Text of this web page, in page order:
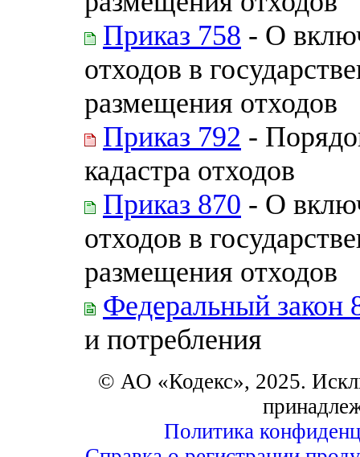
Приказ 758 - О
отходов в
размещения отходов
Приказ 792 -
кадастра отходов
Приказ 870 - О
отходов в
размещения отходов
Федеральный закон
и потребления
© АО «Кодекс», 2025.
Политика